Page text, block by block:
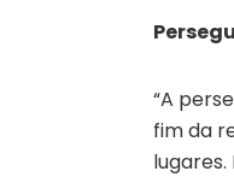
“A
fim da